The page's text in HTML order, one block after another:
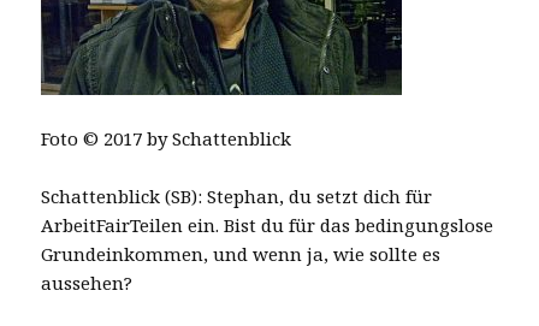
Foto © 2017 by Schattenblick
Schattenblick (SB): Stephan, du setzt dich für
ArbeitFairTeilen ein. Bist du für das bedingungslose
Grundeinkommen, und wenn ja, wie sollte es
aussehen?